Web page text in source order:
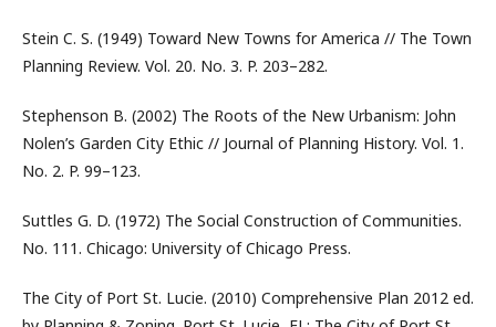
Stein C. S. (1949) Toward New Towns for America // The Town
Planning Review. Vol. 20. No. 3. P. 203–282.
Stephenson B. (2002) The Roots of the New Urbanism: John
Nolen’s Garden City Ethic // Journal of Planning History. Vol. 1.
No. 2. P. 99–123.
Suttles G. D. (1972) The Social Construction of Communities.
No. 111. Chicago: University of Chicago Press.
The City of Port St. Lucie. (2010) Comprehensive Plan 2012 ed.